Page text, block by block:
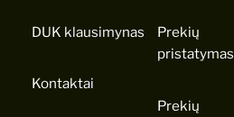
DUK klausimynas
Kontaktai
Prekių
pristatymas
Prekių